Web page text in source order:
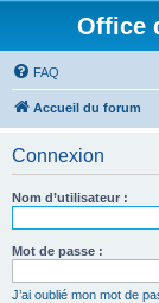
Office
FAQ
Accueil du forum
Connexion
Nom d’utilisateur :
Mot de passe :
J’ai oublié mon mot de